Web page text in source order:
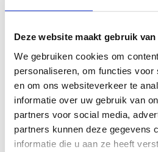
Deze website maakt gebruik
We gebruiken cookies om
personaliseren, om functies voor
en om ons websiteverkeer te
informatie over uw gebruik van
partners voor social media,
partners kunnen deze gegevens
informatie die u aan ze heeft
WEBER REINIGINGSSET VOOR
REINIGINGSSETS
74,99